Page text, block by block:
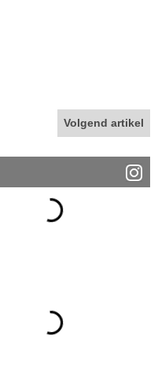
Volgend artikel